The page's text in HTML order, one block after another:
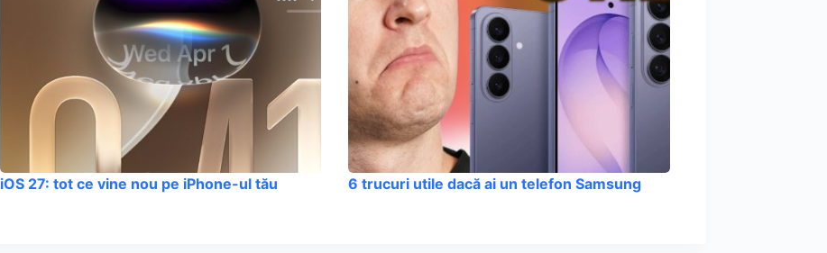
iOS 27: tot ce vine nou pe iPhone-ul tău 6 trucuri utile dacă ai un telefon Samsung